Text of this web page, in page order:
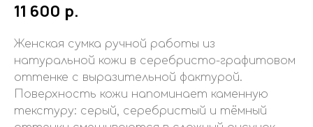
11 600 р.
Женская сумка ручной работы из
натуральной кожи в серебристо-графитовом
оттенке с выразительной фактурой.
Поверхность кожи напоминает каменную
текстуру: серый, серебристый и тёмный